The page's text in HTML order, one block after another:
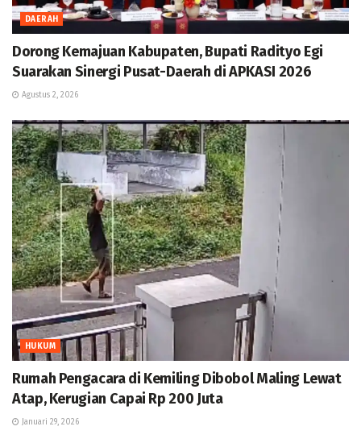
DAERAH
Dorong Kemajuan Kabupaten, Bupati Radityo Egi
Suarakan Sinergi Pusat-Daerah di APKASI 2026
Agustus 2, 2026
HUKUM
Rumah Pengacara di Kemiling Dibobol Maling Lewat
Atap, Kerugian Capai Rp 200 Juta
Januari 29, 2026